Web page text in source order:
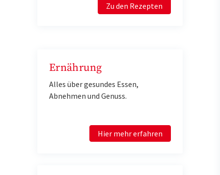
Zu den Rezepten
Ernährung
Alles über gesundes Essen,
Abnehmen und Genuss.
Hier mehr erfahren